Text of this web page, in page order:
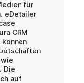
für
eDetailer
CRM
können
Die
auf